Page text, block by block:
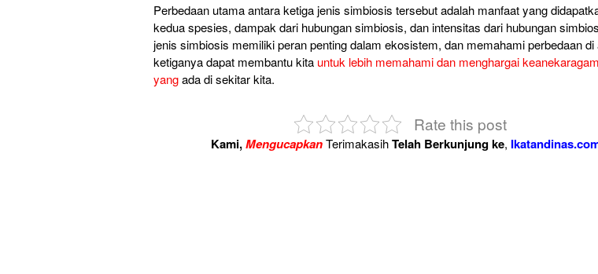
Perbedaan utama antara ketiga jenis simbiosis tersebut adalah manfaat yang
kedua spesies, dampak dari hubungan simbiosis, dan intensitas dari hubungan
jenis simbiosis memiliki peran penting dalam ekosistem, dan memahami perbedaan di
ketiganya dapat membantu kita untuk lebih memahami dan menghargai
yangada di sekitar kita.
Rate this post
Kami,MengucapkanTerimakasihTelah Berkunjung ke,